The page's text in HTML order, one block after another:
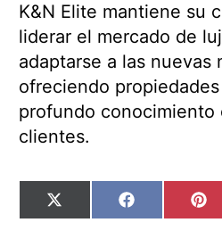
K&N Elite mantiene su
liderar el mercado de
adaptarse a las nuevas
ofreciendo
profundo conocimiento
clientes.
Compartir
en
X
(Twitter)
Compartir
en
Facebook
en